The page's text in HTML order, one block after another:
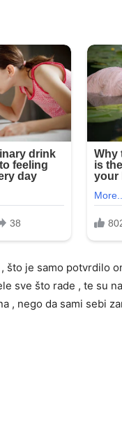
što je samo potvrdilo
sve što rade , te su
, nego da sami sebi